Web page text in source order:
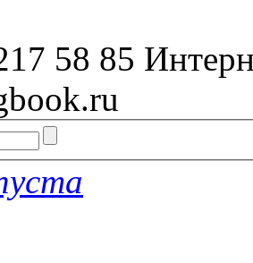
58 85